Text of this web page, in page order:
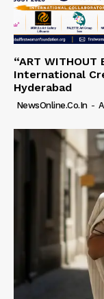
“ART WITHOUT
International
Hyderabad
NewsOnline.co.in -